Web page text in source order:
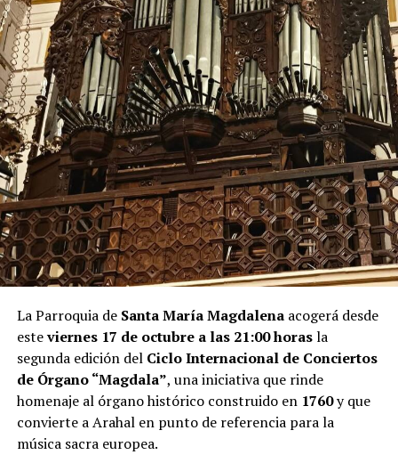
La Parroquia de Santa María Magdalenaacogerá desde
esteviernes 17 de octubre a las 21:00 horasla
segunda edición del Ciclo Internacional de Conciertos
de Órgano “Magdala”, una iniciativa que rinde
homenaje al órgano histórico construido en 1760y que
convierte a Arahal en punto de referencia para la
música sacra europea.